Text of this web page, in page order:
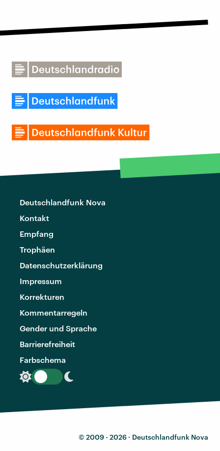
Deutschlandfunk Nova
Kontakt
Empfang
Trophäen
Datenschutzerklärung
Impressum
Korrekturen
Kommentarregeln
Gender und Sprache
Barrierefreiheit
Farbschema
© 2009 - 2026 · Deutschlandfunk Nova